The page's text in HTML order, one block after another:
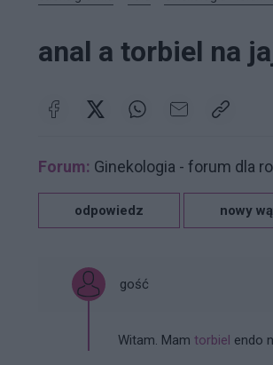
anal a torbiel na
Forum: Ginekologia - forum dla
odpowiedz nowy
gość
Witam. Mam torbiel endo